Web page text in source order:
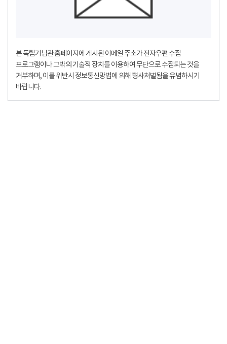
본 독립기념관 홈페이지에 게시된 이메일 주소가 전자우편 수집
프로그램이나 그밖의 기술적 장치를 이용하여 무단으로 수집되는 것을
거부하며, 이를 위반시 정보통신망법에 의해 형사처벌됨을 유념하시기
바랍니다.